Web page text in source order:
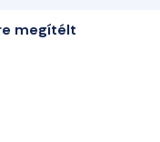
megítélt